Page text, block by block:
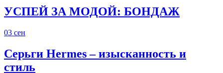
УСПЕЙ ЗА МОДОЙ: БОНДАЖ
03 сен
Серьги Hermes – изысканность и
стиль